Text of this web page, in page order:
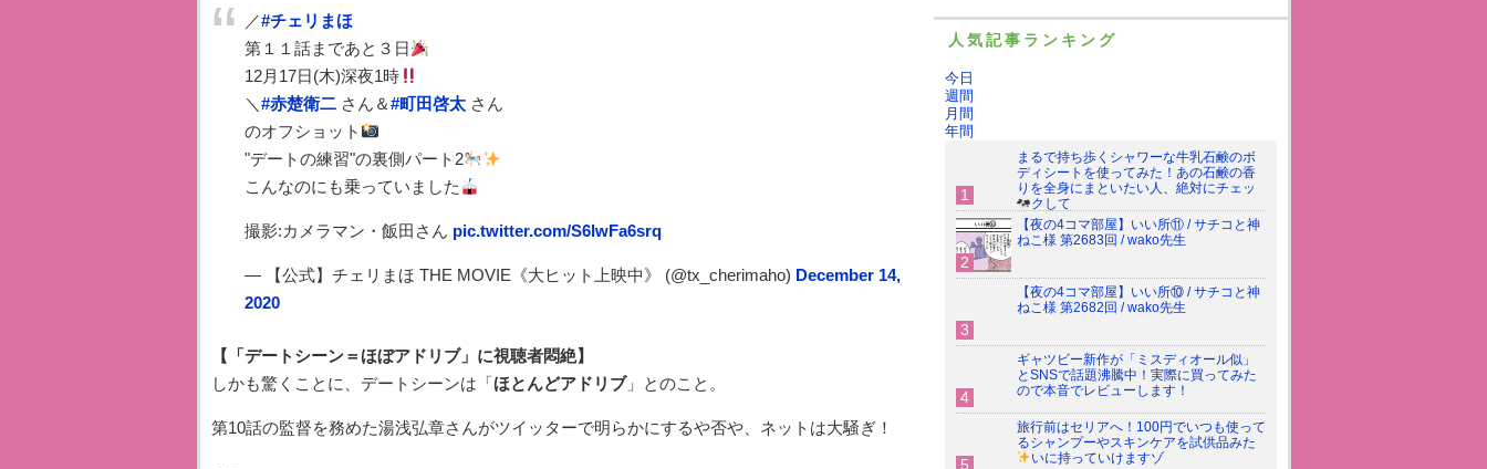
／#チェリまほ
第１１話まであと３日
12月17日(木)深夜1時
＼ #赤楚衛二さん＆#町田啓太さん
のオフショット
"デートの練習"の裏側パート2
こんなのにも乗っていました
撮影:カメラマン・飯田さん pic.twitter.com/S6lwFa6srq
— 【公式】チェリまほ THE MOVIE《大ヒット上映中》 (@tx_cherimaho) December 14,
2020
【「デートシーン＝ほぼアドリブ」に視聴者悶絶】
しかも驚くことに、デートシーンは「ほとんどアドリブ」とのこと。
第10話の監督を務めた湯浅弘章さんがツイッターで明らかにするや否や、ネットは大騒ぎ！
人気記事ランキング
今日
週間
月間
年間
まるで持ち歩くシャワーな牛乳石鹸のボ
ディシートを使ってみた！あの石鹸の香
りを全身にまといたい人、絶対にチェッ
クして
【夜の4コマ部屋】いい所⑪ / サチコと神
ねこ様 第2683回 / wako先生
【夜の4コマ部屋】いい所⑩ / サチコと神
ねこ様 第2682回 / wako先生
ギャツビー新作が「ミスディオール似」
とSNSで話題沸騰中！実際に買ってみた
ので本音でレビューします！
旅行前はセリアへ！100円でいつも使って
るシャンプーやスキンケアを試供品みた
いに持っていけますゾ